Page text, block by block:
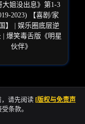
大姐没出息》第1-3
2023) 【喜剧/家
】 | 娱乐圈底层逆
| 爆笑毒舌版《明星
伙伴》
请先阅读 [版权与免责声
条款。